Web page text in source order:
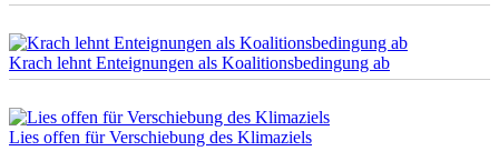
Krach lehnt Enteignungen als Koalitionsbedingung ab
Lies offen für Verschiebung des Klimaziels